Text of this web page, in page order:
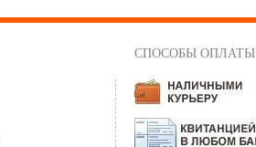
СПОСОБЫ ОПЛАТЫ